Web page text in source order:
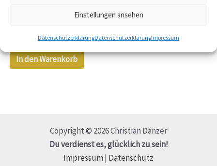
Einstellungen ansehen
DatenschutzerklärungDatenschutzerklärungImpressum
In den Warenkorb
Copyright © 2026 Christian Dänzer
Du verdienst es, glücklich zu sein!
Impressum | Datenschutz